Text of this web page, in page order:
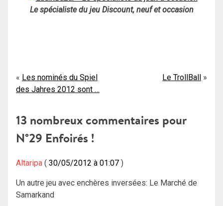
Le spécialiste du jeu Discount, neuf et occasion
Navigation
de
l’article
Les nominés du Spiel
des Jahres 2012 sont …
Le TrollBall
13 nombreux commentaires pour
N°29 Enfoirés !
Altaripa 30/05/2012 à 01:07
Un autre jeu avec enchères inversées: Le Marché de
Samarkand